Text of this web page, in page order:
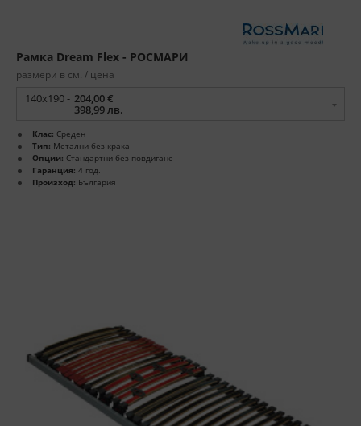
Рамка Dream Flex - РОСМАРИ
размери в см. / цена
140x190 - 204,00 €
398,99 лв.
Клас: Среден
Тип: Метални без крака
Опции: Стандартни без повдигане
Гаранция: 4 год.
Произход: България